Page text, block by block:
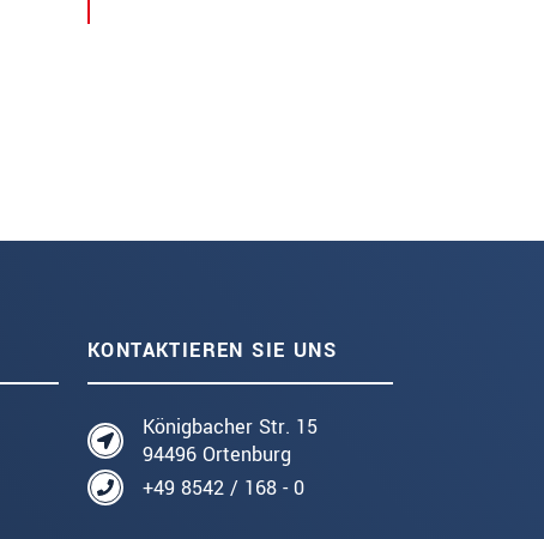
KONTAKTIEREN SIE UNS
Königbacher Str. 15
94496 Ortenburg
+49 8542 / 168 - 0